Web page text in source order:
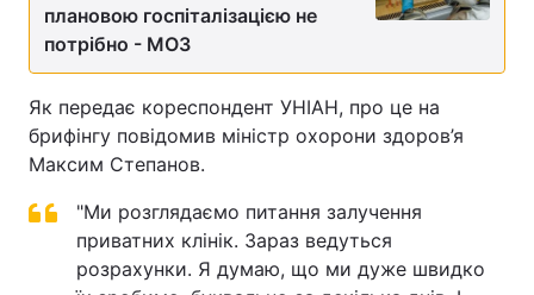
плановою госпіталізацією не
потрібно - МОЗ
Як передає кореспондент УНІАН, про це на
брифінгу повідомив міністр охорони здоров’я
Максим Степанов.
"Ми розглядаємо питання залучення
приватних клінік. Зараз ведуться
розрахунки. Я думаю, що ми дуже швидко